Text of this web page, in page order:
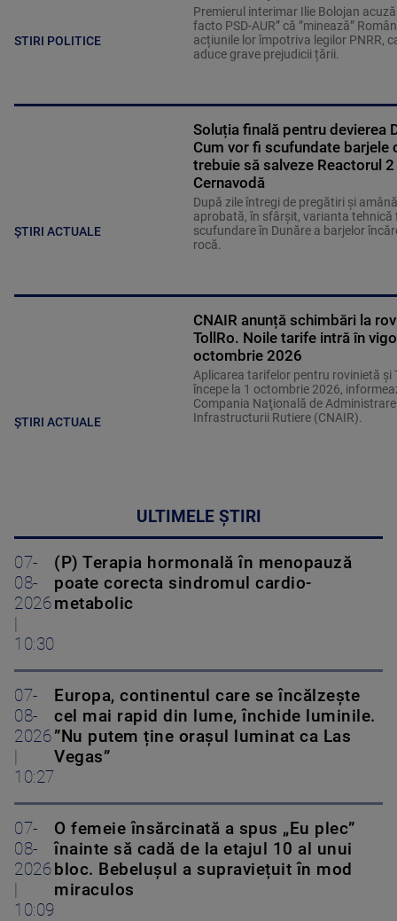
STIRI POLITICE
Premierul interimar Ilie Bolojan
facto PSD-AUR” că ”minează”
acțiunile lor împotriva legilor PNRR,
aduce grave prejudicii țării.
ȘTIRI ACTUALE
Soluția finală pentru devierea
Cum vor fi scufundate barjele
trebuie să salveze Reactorul 2
Cernavodă
După zile întregi de pregătiri și
aprobată, în sfârșit, varianta tehnică
scufundare în Dunăre a barjelor
rocă.
ȘTIRI ACTUALE
CNAIR anunță schimbări la
TollRo. Noile tarife intră în
octombrie 2026
Aplicarea tarifelor pentru rovinietă şi
începe la 1 octombrie 2026,
Compania Naţională de
Infrastructurii Rutiere (CNAIR).
ULTIMELE ȘTIRI
07-
08-
2026
10:30
(P) Terapia hormonală în menopauză
poate corecta sindromul cardio-
metabolic
07-
08-
2026
10:27
Europa, continentul care se încălzește
cel mai rapid din lume, închide luminile.
”Nu putem ține orașul luminat ca Las
Vegas”
07-
08-
2026
10:09
O femeie însărcinată a spus „Eu plec”
înainte să cadă de la etajul 10 al unui
bloc. Bebelușul a supraviețuit în mod
miraculos